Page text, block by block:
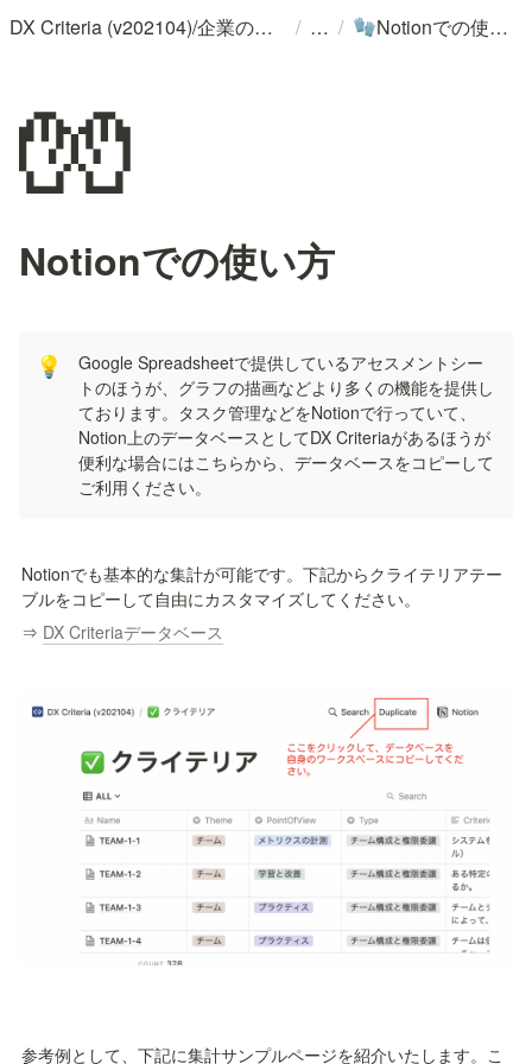
DX Criteria (v202104)/企業のデジタル化とソフトウェア活用のためのガイドライン / / 🧤 Notionでの使い方
🧤
Notionでの使い方
💡
Google Spreadsheetで提供しているアセスメントシー
トのほうが、グラフの描画などより多くの機能を提供し
ております。タスク管理などをNotionで行っていて、
Notion上のデータベースとしてDX Criteriaがあるほうが
便利な場合にはこちらから、データベースをコピーして
ご利用ください。
Notionでも基本的な集計が可能です。下記からクライテリアテー
ブルをコピーして自由にカスタマイズしてください。
⇒ DX Criteriaデータベース
参考例として、下記に集計サンプルページを紹介いたします。こ